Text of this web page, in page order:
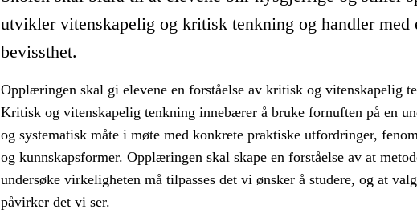
utvikler vitenskapelig og kritisk tenkning og handler med
bevissthet.
Opplæringen skal gi elevene en forståelse av kritisk og vitenskapelig
Kritisk og vitenskapelig tenkning innebærer å bruke fornuften på en
og systematisk måte i møte med konkrete praktiske utfordringer,
og kunnskapsformer. Opplæringen skal skape en forståelse av at
undersøke virkeligheten må tilpasses det vi ønsker å studere, og at
påvirker det vi ser.